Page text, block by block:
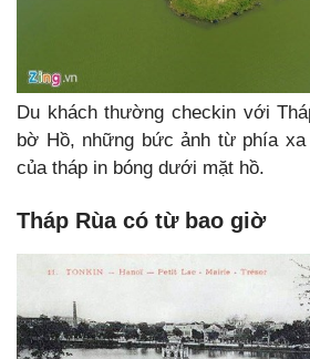
Du khách thường checkin với
bờ Hồ, những bức ảnh từ phía
của tháp in bóng dưới mặt hồ.
Tháp Rùa có từ bao giờ